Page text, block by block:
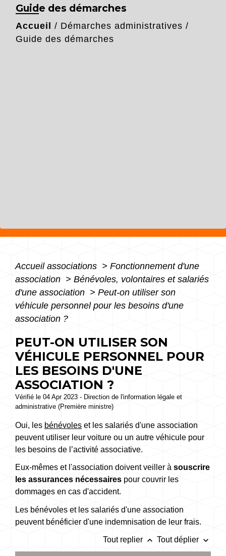
Guide des démarches
Accueil / Démarches administratives /
Guide des démarches
Accueil associations > Fonctionnement d'une
association > Bénévoles, volontaires et salariés
d'une association > Peut-on utiliser son
véhicule personnel pour les besoins d'une
association ?
PEUT-ON UTILISER SON
VÉHICULE PERSONNEL POUR
LES BESOINS D'UNE
ASSOCIATION ?
Vérifié le 04 Apr 2023 - Direction de l'information légale et
administrative (Première ministre)
Oui, les bénévoles et les salariés d'une association
peuvent utiliser leur voiture ou un autre véhicule pour
les besoins de l’activité associative.
Eux-mêmes et l'association doivent veiller à souscrire
les assurances nécessaires pour couvrir les
dommages en cas d'accident.
Les bénévoles et les salariés d'une association
peuvent bénéficier d'une indemnisation de leur frais.
Tout replier keyboard_arrow_up Tout déplier keyboard_arrow_down